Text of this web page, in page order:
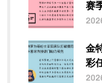
赛
金
彩